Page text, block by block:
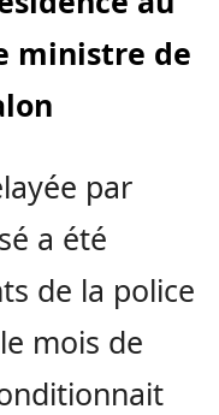
ministre de
par
a été
de la police
mois de